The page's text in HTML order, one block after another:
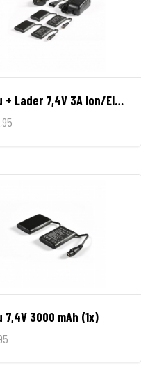
Accu + Lader 7,4V 3A Ion/Electron/Progress/Unite
7,4V 3000 mAh (1x)